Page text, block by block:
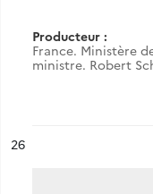
Producteur :
France. Ministère
ministre. Robert
n°
26